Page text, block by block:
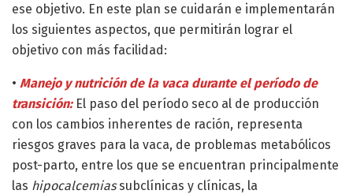
ese objetivo. En este plan se cuidarán e implementarán
los siguientes aspectos, que permitirán lograr el
objetivo con más facilidad:
• Manejo y nutrición de la vaca durante el período de
transición: El paso del período seco al de producción
con los cambios inherentes de ración, representa
riesgos graves para la vaca, de problemas metabólicos
post-parto, entre los que se encuentran principalmente
las hipocalcemiassubclínicas y clínicas, la